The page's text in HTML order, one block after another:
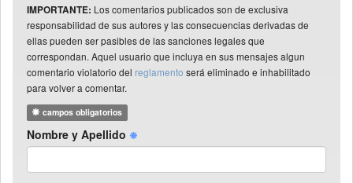
IMPORTANTE: Los comentarios publicados son de exclusiva
responsabilidad de sus autores y las consecuencias derivadas de
ellas pueden ser pasibles de las sanciones legales que
correspondan. Aquel usuario que incluya en sus mensajes algun
comentario violatorio del reglamento será eliminado e inhabilitado
para volver a comentar.
campos obligatorios
Nombre y Apellido